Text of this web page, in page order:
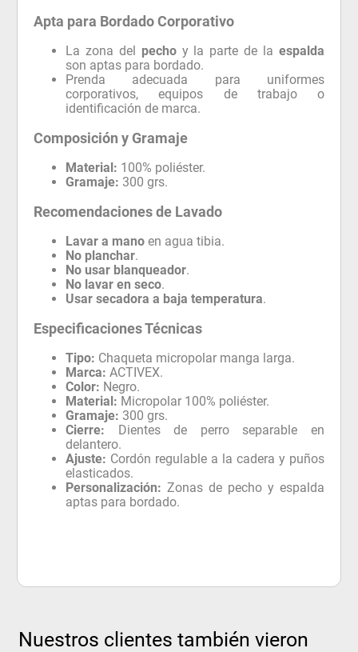
Apta para Bordado Corporativo
La zona del pechoy la parte de la espalda
son aptas para bordado.
Prenda adecuada para uniformes
corporativos, equipos de trabajo o
identificación de marca.
Composición y Gramaje
Material: 100% poliéster.
Gramaje: 300 grs.
Recomendaciones de Lavado
Lavar a mano en agua tibia.
No planchar.
No usar blanqueador.
No lavar en seco.
Usar secadora a baja temperatura.
Especificaciones Técnicas
Tipo: Chaqueta micropolar manga larga.
Marca: ACTIVEX.
Color: Negro.
Material: Micropolar 100% poliéster.
Gramaje: 300 grs.
Cierre: Dientes de perro separable en
delantero.
Ajuste: Cordón regulable a la cadera y puños
elasticados.
Personalización: Zonas de pecho y espalda
aptas para bordado.
Nuestros clientes también vieron